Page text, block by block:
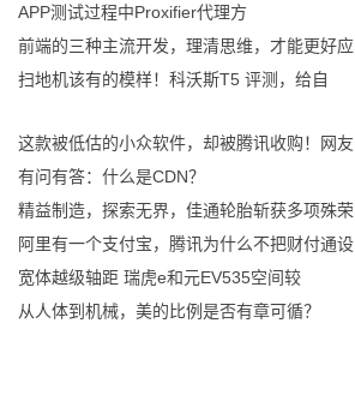
APP测试过程中Proxifier代理方
前端的三种主流开发，理清思维，才能更好应
扫地机该有的模样！科沃斯T5 评测，给自
这款被低估的小众软件，却被腾讯收购！网友
有问有答：什么是CDN？
精益制造，探索无界，佳通轮胎斩获多项殊荣
阿里有一个支付宝，腾讯为什么不把财付通设
宽体越级轴距 瑞虎e和元EV535空间较
从人体到机械，美的比例是否有章可循？